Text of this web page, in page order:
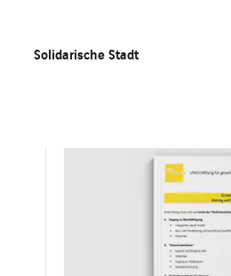
Solidarische Stadt